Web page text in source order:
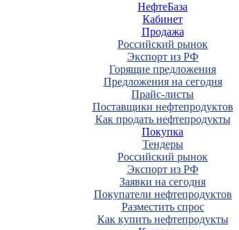
НефтеБаза
Кабинет
Продажа
Российский рынок
Экспорт из РФ
Горящие предложения
Предложения на сегодня
Прайс-листы
Поставщики нефтепродуктов
Как продать нефтепродукты
Покупка
Тендеры
Российский рынок
Экспорт из РФ
Заявки на сегодня
Покупатели нефтепродуктов
Разместить спрос
Как купить нефтепродукты